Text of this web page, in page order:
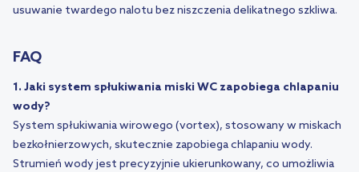
usuwanie twardego nalotu bez niszczenia delikatnego szkliwa.
FAQ
1. Jaki system spłukiwania miski WC zapobiega chlapaniu
wody?
System spłukiwania wirowego (vortex), stosowany w miskach
bezkołnierzowych, skutecznie zapobiega chlapaniu wody.
Strumień wody jest precyzyjnie ukierunkowany, co umożliwia